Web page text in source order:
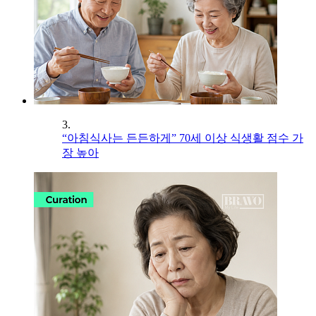
3.
“아침식사는 든든하게” 70세 이상 식생활 점수 가
장 높아